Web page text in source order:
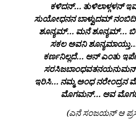
ಕಳಿದನ್… ತುಳಿಲಾಳ್ಗಳನ್
ಸುಯೋಧನನ ಬಾಳ್ವುದಮ್
ಶೂನ್ಯಮ್… ಮನೆ ಶೂನ್ಯಮ್…
ಸಕಲ ಅವನಿ ಶೂನ್ಯಮಾಯ್ತು…
ಕರ್ಣನಿಲ್ಲದೆ… ಆನ್ ಎಂತು
ಇರಿಸಿ… ನಮ್ಮ ಅಂಧ
ಮೊಗಮನ್… ಆವ
(ಎನೆ ಸಂಜಯನ್ ಆ